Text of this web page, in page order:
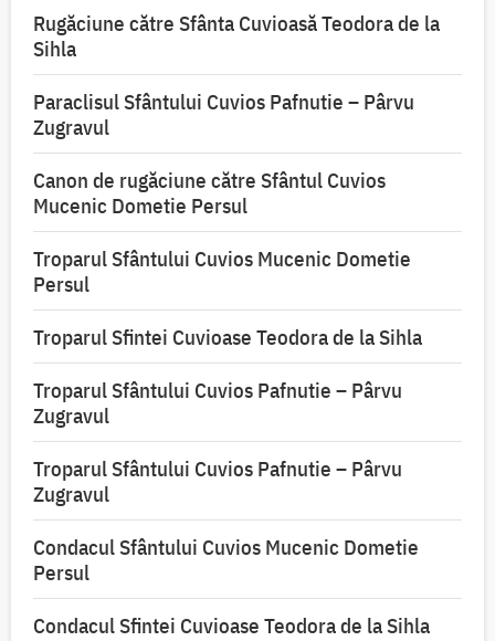
Rugăciune către Sfânta Cuvioasă Teodora de la
Sihla
Paraclisul Sfântului Cuvios Pafnutie – Pârvu
Zugravul
Canon de rugăciune către Sfântul Cuvios
Mucenic Dometie Persul
Troparul Sfântului Cuvios Mucenic Dometie
Persul
Troparul Sfintei Cuvioase Teodora de la Sihla
Troparul Sfântului Cuvios Pafnutie – Pârvu
Zugravul
Troparul Sfântului Cuvios Pafnutie – Pârvu
Zugravul
Condacul Sfântului Cuvios Mucenic Dometie
Persul
Condacul Sfintei Cuvioase Teodora de la Sihla